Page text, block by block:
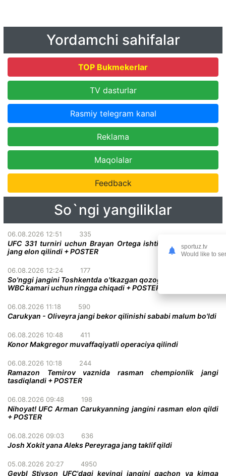
Yordamchi sahifalar
TOP Bukmekerlar
TV dasturlar
Rasmiy telegram kanal
Reklama
Maqolalar
Feedback
So`ngi yangiliklar
06.08.2026 12:51 335
UFC 331 turniri uchun Brayan Ortega ishtirokidagi qiziqarli
jang elon qilindi + POSTER
06.08.2026 12:24 177
So'nggi jangini Toshkentda o'tkazgan qozog'istonlik bokschi
WBC kamari uchun ringga chiqadi + POSTER
06.08.2026 11:18 590
Carukyan - Oliveyra jangi bekor qilinishi sababi malum bo'ldi
06.08.2026 10:48 411
Konor Makgregor muvaffaqiyatli operaciya qilindi
06.08.2026 10:18 244
Ramazon Temirov vaznida rasman chempionlik jangi
tasdiqlandi + POSTER
06.08.2026 09:48 198
Nihoyat! UFC Arman Carukyanning jangini rasman elon qildi
+ POSTER
06.08.2026 09:03 636
Josh Xokit yana Aleks Pereyraga jang taklif qildi
05.08.2026 20:27 4950
Geybl Stivson UFC'dagi keyingi jangini qachon va kimga
sportuz.tv
Would like to